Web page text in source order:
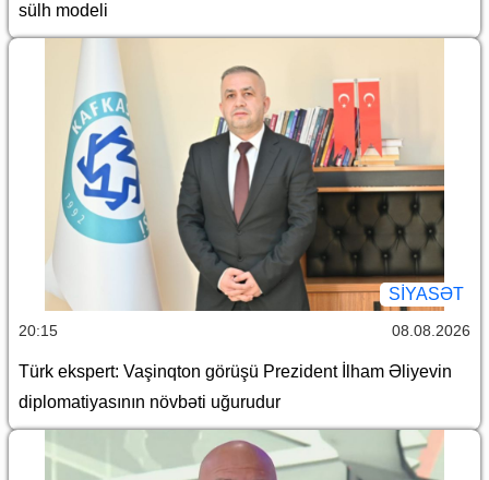
sülh modeli
SİYASƏT
20:15 08.08.2026
Türk ekspert: Vaşinqton görüşü Prezident İlham Əliyevin
diplomatiyasının növbəti uğurudur